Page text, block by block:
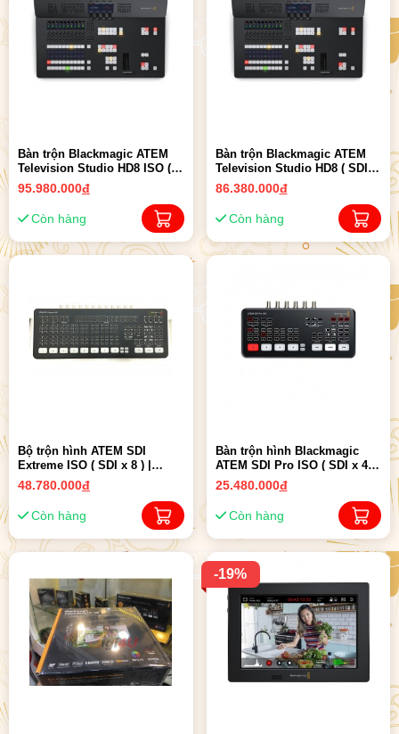
Bàn trộn Blackmagic ATEM
Television Studio HD8 ISO (
SDI x 8 ) | Chính Hãng
95.980.000đ
Còn hàng
Bàn trộn Blackmagic ATEM
Television Studio HD8 ( SDI x
8 ) | Chính Hãng
86.380.000đ
Còn hàng
Bộ trộn hình ATEM SDI
Extreme ISO ( SDI x 8 ) |
Chính Hãng
48.780.000đ
Còn hàng
Bàn trộn hình Blackmagic
ATEM SDI Pro ISO ( SDI x 4 )
| Chính hãng
25.480.000đ
Còn hàng
-19%